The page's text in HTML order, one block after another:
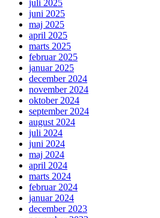
juli 2025
juni 2025
maj 2025
april 2025
marts 2025
februar 2025
januar 2025
december 2024
november 2024
oktober 2024
september 2024
august 2024
juli 2024
juni 2024
maj 2024
april 2024
marts 2024
februar 2024
januar 2024
december 2023